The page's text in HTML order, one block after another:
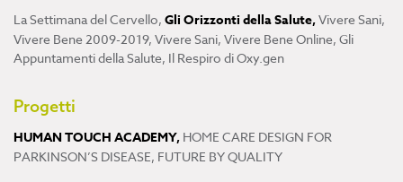
La Settimana del Cervello, Gli Orizzonti della Salute,Vivere Sani,
Vivere Bene 2009-2019, Vivere Sani, Vivere Bene Online, Gli
Appuntamenti della Salute, Il Respiro di Oxy.gen
Progetti
HUMAN TOUCH ACADEMY, HOME CARE DESIGN FOR
PARKINSON’S DISEASE, FUTURE BY QUALITY